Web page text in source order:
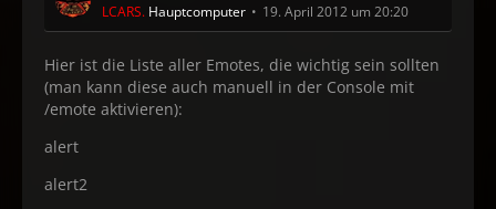
LCARS. Hauptcomputer 19. April 2012 um 20:20
Hier ist die Liste aller Emotes, die wichtig sein sollten
(man kann diese auch manuell in der Console mit
/emote aktivieren):
alert
alert2